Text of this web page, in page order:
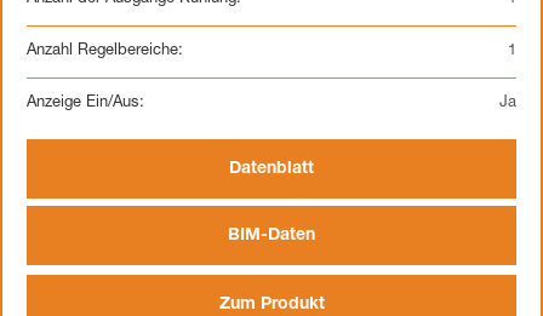
Anzahl Regelbereiche: 1
Anzeige Ein/Aus: Ja
Datenblatt
BIM-Daten
Zum Produkt